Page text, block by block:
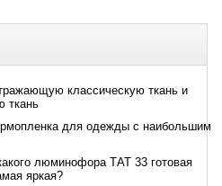
классическую ткань и
ткань
для одежды с наибольшим
люминофора ТАТ 33 готовая
яркая?